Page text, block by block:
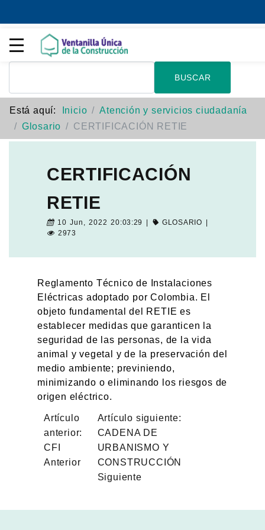
BUSCAR
Está aquí: Inicio
Atención y servicios ciudadanía
Glosario
CERTIFICACIÓN RETIE
CERTIFICACIÓN
RETIE
10 Jun, 2022 20:03:29 | GLOSARIO
2973
Reglamento Técnico de Instalaciones
Eléctricas adoptado por Colombia. El
objeto fundamental del RETIE es
establecer medidas que garanticen la
seguridad de las personas, de la vida
animal y vegetal y de la preservación del
medio ambiente; previniendo,
minimizando o eliminando los riesgos de
origen eléctrico.
Artículo
anterior:
CFI
Anterior
Artículo siguiente:
CADENA DE
URBANISMO Y
CONSTRUCCIÓN
Siguiente